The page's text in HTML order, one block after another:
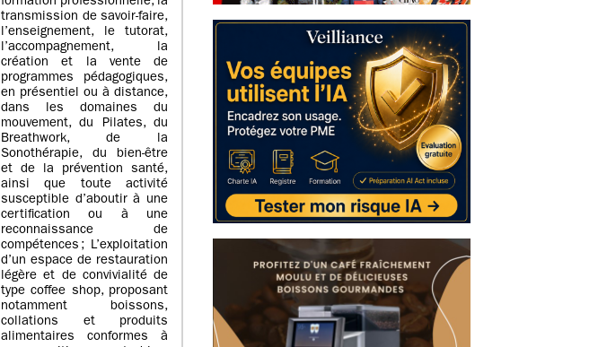
transmission de savoir-faire,
l’enseignement, le tutorat,
l’accompagnement, la
création et la vente de
programmes pédagogiques,
en présentiel ou à distance,
dans les domaines du
mouvement, du Pilates, du
Breathwork, de la
Sonothérapie, du bien-être
et de la prévention santé,
ainsi que toute activité
susceptible d’aboutir à une
certification ou à une
reconnaissance de
compétences ; L’exploitation
d’un espace de restauration
légère et de convivialité de
type coffee shop, proposant
notamment boissons,
collations et produits
alimentaires conformes à